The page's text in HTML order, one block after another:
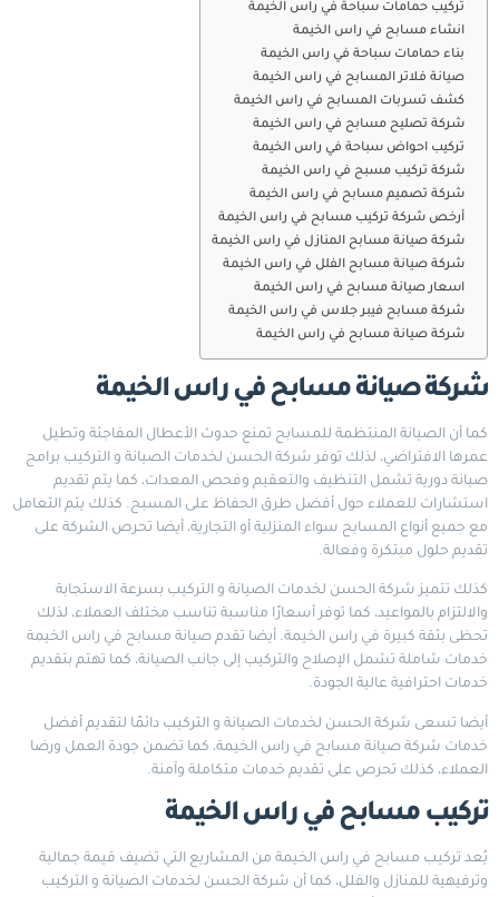
تركيب حمامات سباحة في راس الخيمة
انشاء مسابح في راس الخيمة
بناء حمامات سباحة في راس الخيمة
صيانة فلاتر المسابح في راس الخيمة
كشف تسربات المسابح في راس الخيمة
شركة تصليح مسابح في راس الخيمة
تركيب احواض سباحة في راس الخيمة
شركة تركيب مسبح في راس الخيمة
شركة تصميم مسابح في راس الخيمة
أرخص شركة تركيب مسابح في راس الخيمة
شركة صيانة مسابح المنازل في راس الخيمة
شركة صيانة مسابح الفلل في راس الخيمة
اسعار صيانة مسابح في راس الخيمة
شركة مسابح فيبر جلاس في راس الخيمة
شركة صيانة مسابح في راس الخيمة
شركة صيانة مسابح في راس الخيمة
كما أن الصيانة المنتظمة للمسابح تمنع حدوث الأعطال المفاجئة وتطيل
عمرها الافتراضي، لذلك توفر شركة الحسن لخدمات الصيانة و التركيب برامج
صيانة دورية تشمل التنظيف والتعقيم وفحص المعدات، كما يتم تقديم
استشارات للعملاء حول أفضل طرق الحفاظ على المسبح. كذلك يتم التعامل
مع جميع أنواع المسابح سواء المنزلية أو التجارية، أيضا تحرص الشركة على
تقديم حلول مبتكرة وفعالة.
كذلك تتميز شركة الحسن لخدمات الصيانة و التركيب بسرعة الاستجابة
والالتزام بالمواعيد، كما توفر أسعارًا مناسبة تناسب مختلف العملاء، لذلك
تحظى بثقة كبيرة في راس الخيمة. أيضا تقدم صيانة مسابح في راس الخيمة
خدمات شاملة تشمل الإصلاح والتركيب إلى جانب الصيانة، كما تهتم بتقديم
خدمات احترافية عالية الجودة.
أيضا تسعى شركة الحسن لخدمات الصيانة و التركيب دائمًا لتقديم أفضل
خدمات شركة صيانة مسابح في راس الخيمة، كما تضمن جودة العمل ورضا
العملاء، كذلك تحرص على تقديم خدمات متكاملة وآمنة.
تركيب مسابح في راس الخيمة
يُعد تركيب مسابح في راس الخيمة من المشاريع التي تضيف قيمة جمالية
وترفيهية للمنازل والفلل، كما أن شركة الحسن لخدمات الصيانة و التركيب